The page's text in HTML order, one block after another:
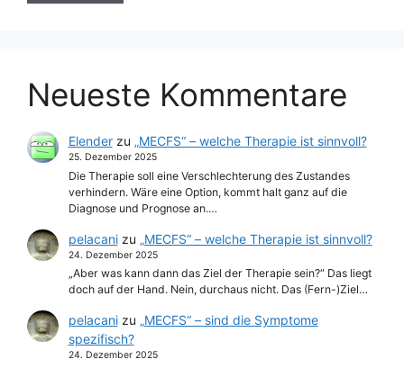
Neueste Kommentare
Elenderzu „MECFS“ – welche Therapie ist sinnvoll?
25. Dezember 2025
Die Therapie soll eine Verschlechterung des Zustandes
verhindern. Wäre eine Option, kommt halt ganz auf die
Diagnose und Prognose an.…
pelacanizu „MECFS“ – welche Therapie ist sinnvoll?
24. Dezember 2025
„Aber was kann dann das Ziel der Therapie sein?“ Das liegt
doch auf der Hand. Nein, durchaus nicht. Das (Fern-)Ziel…
pelacanizu „MECFS“ – sind die Symptome
spezifisch?
24. Dezember 2025